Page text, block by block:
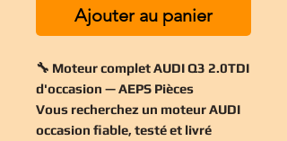
Ajouter au panier
🔧 Moteur complet AUDI Q3 2.0TDI
d'occasion — AEPS Pièces
Vous recherchez un moteur AUDI
occasion fiable, testé et livré